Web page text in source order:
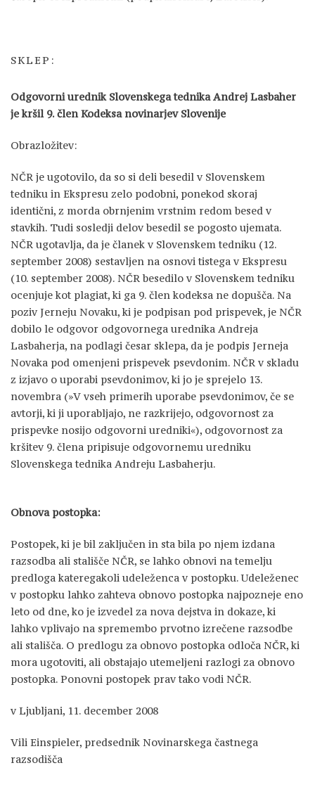
SKLEP:
Odgovorni urednik Slovenskega tednika Andrej Lasbaher
je kršil 9. člen Kodeksa novinarjev Slovenije
Obrazložitev:
NČR je ugotovilo, da so si deli besedil v Slovenskem
tedniku in Ekspresu zelo podobni, ponekod skoraj
identični, z morda obrnjenim vrstnim redom besed v
stavkih. Tudi sosledji delov besedil se pogosto ujemata.
NČR ugotavlja, da je članek v Slovenskem tedniku (12.
september 2008) sestavljen na osnovi tistega v Ekspresu
(10. september 2008). NČR besedilo v Slovenskem tedniku
ocenjuje kot plagiat, ki ga 9. člen kodeksa ne dopušča. Na
poziv Jerneju Novaku, ki je podpisan pod prispevek, je NČR
dobilo le odgovor odgovornega urednika Andreja
Lasbaherja, na podlagi česar sklepa, da je podpis Jerneja
Novaka pod omenjeni prispevek psevdonim. NČR v skladu
z izjavo o uporabi psevdonimov, ki jo je sprejelo 13.
novembra (»V vseh primerih uporabe psevdonimov, če se
avtorji, ki ji uporabljajo, ne razkrijejo, odgovornost za
prispevke nosijo odgovorni uredniki«), odgovornost za
kršitev 9. člena pripisuje odgovornemu uredniku
Slovenskega tednika Andreju Lasbaherju.
Obnova postopka:
Postopek, ki je bil zaključen in sta bila po njem izdana
razsodba ali stališče NČR, se lahko obnovi na temelju
predloga kateregakoli udeleženca v postopku. Udeleženec
v postopku lahko zahteva obnovo postopka najpozneje eno
leto od dne, ko je izvedel za nova dejstva in dokaze, ki
lahko vplivajo na spremembo prvotno izrečene razsodbe
ali stališča. O predlogu za obnovo postopka odloča NČR, ki
mora ugotoviti, ali obstajajo utemeljeni razlogi za obnovo
postopka. Ponovni postopek prav tako vodi NČR.
v Ljubljani, 11. december 2008
Vili Einspieler, predsednik Novinarskega častnega
razsodišča